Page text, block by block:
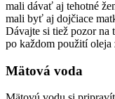
mali dávať aj tehotné
mali byť aj dojčiace
Dávajte si tiež pozor na
po každom použití
Mätová voda